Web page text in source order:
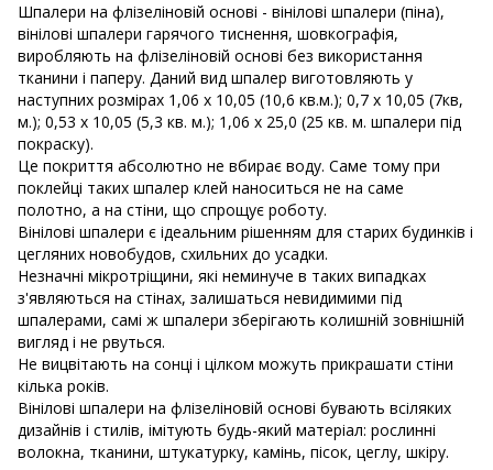
Шпалери на флізеліновій основі - вінілові шпалери (піна),
вінілові шпалери гарячого тиснення, шовкографія,
виробляють на флізеліновій основі без використання
тканини і паперу. Даний вид шпалер виготовляють у
наступних розмірах 1,06 х 10,05 (10,6 кв.м.); 0,7 х 10,05 (7кв,
м.); 0,53 х 10,05 (5,3 кв. м.); 1,06 х 25,0 (25 кв. м. шпалери під
покраску).
Це покриття абсолютно не вбирає воду. Саме тому при
поклейці таких шпалер клей наноситься не на саме
полотно, а на стіни, що спрощує роботу.
Вінілові шпалери є ідеальним рішенням для старих будинків і
цегляних новобудов, схильних до усадки.
Незначні мікротріщини, які неминуче в таких випадках
з'являються на стінах, залишаться невидимими під
шпалерами, самі ж шпалери зберігають колишній зовнішній
вигляд і не рвуться.
Не вицвітають на сонці і цілком можуть прикрашати стіни
кілька років.
Вінілові шпалери на флізеліновій основі бувають всіляких
дизайнів і стилів, імітують будь-який матеріал: рослинні
волокна, тканини, штукатурку, камінь, пісок, цеглу, шкіру.